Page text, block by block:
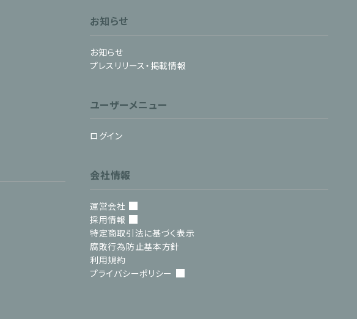
お知らせ
お知らせ
プレスリリース・掲載情報
ユーザーメニュー
ログイン
会社情報
運営会社
採用情報
特定商取引法に基づく表示
腐敗行為防止基本方針
利用規約
プライバシーポリシー